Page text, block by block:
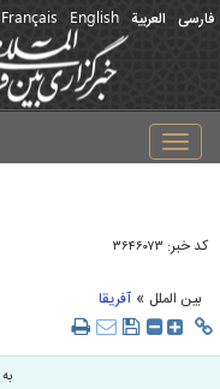
فارسی العربیة English
Français
Toggle
navigation
کد خبر: ۳۶۴۶۰۷۳
بین الملل » آفریقا